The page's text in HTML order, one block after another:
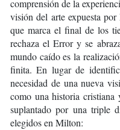
comprensión de la
visión del arte expuesta
que marca el final de los
rechaza el Error y se
mundo caído es la
finita. En lugar de
necesidad de una nueva
como una historia
suplantado por una triple
elegidos en Milton: